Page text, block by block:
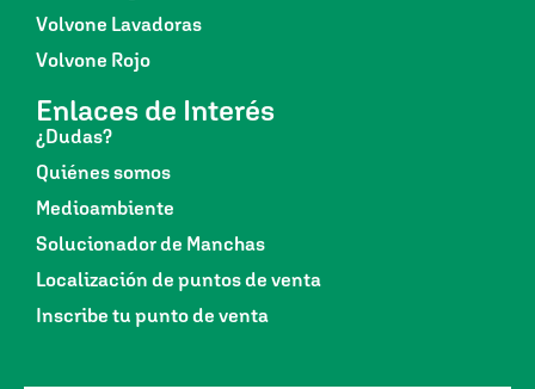
Volvone Lavadoras
Volvone Rojo
Enlaces de Interés
¿Dudas?
Quiénes somos
Medioambiente
Solucionador de Manchas
Localización de puntos de venta
Inscribe tu punto de venta